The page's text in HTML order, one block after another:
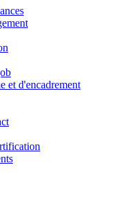
et d'encadrement